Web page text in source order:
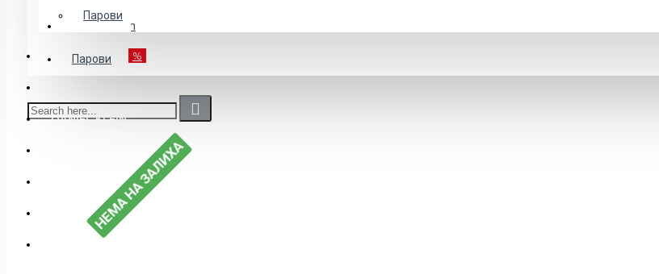
Casio Sheen
Парови
Парови
POPUST-50% %
DANIEL KLEIN
ДЕТСКИНЕМА НА ЗАЛИХА